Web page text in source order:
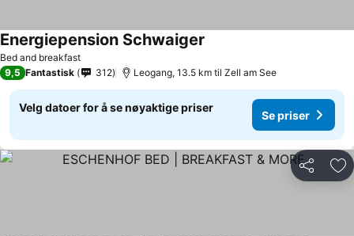
Bed and breakfast
Energiepension Schwaiger
9,5 Fantastisk 312 Leogang, 13.5 km til Zell am See
Velg datoer for å se nøyaktige priser
Se priser
Del